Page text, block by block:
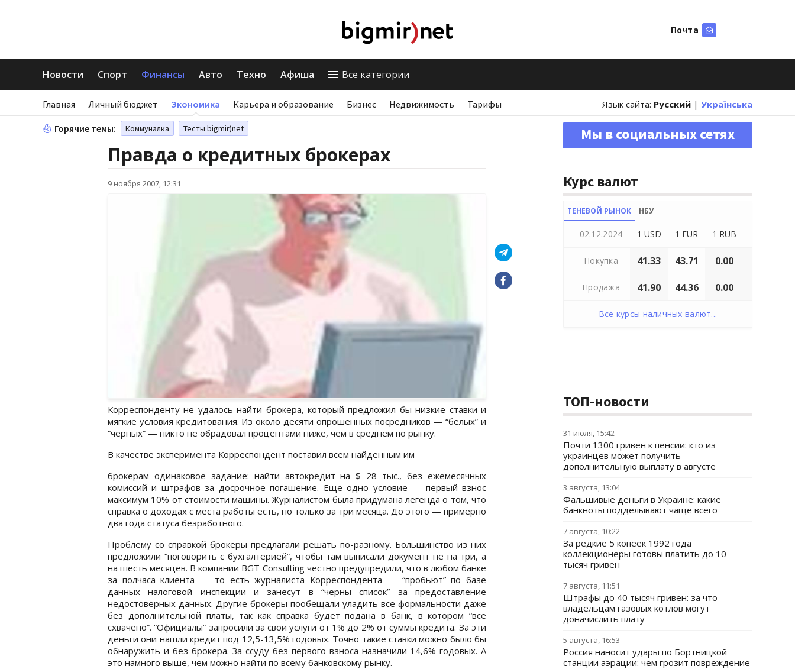
Почта
Новости Спорт Финансы Авто Техно Афиша Все категории
Главная Личный бюджет Экономика Карьера и образование Бизнес Недвижимость Тарифы Язык сайта: Русский | Українська
Горячие темы: Коммуналка Тесты bigmir)net
Правда о кредитных брокерах
9 ноября 2007, 12:31
Корреспонденту не удалось найти брокера, который предложил бы низкие ставки и
мягкие условия кредитования. Из около десяти опрошенных посредников — “белых” и
“черных” — никто не обрадовал процентами ниже, чем в среднем по рынку.
В качестве эксперимента Корреспондент поставил всем найденным им
брокерам одинаковое задание: найти автокредит на $ 28 тыс., без ежемесячных
комиссий и штрафов за досрочное погашение. Еще одно условие — первый взнос
максимум 10% от стоимости машины. Журналистом была придумана легенда о том, что
справка о доходах с места работы есть, но только за три месяца. До этого — примерно
два года статуса безработного.
Проблему со справкой брокеры предлагали решать по-разному. Большинство из них
предложили “поговорить с бухгалтерией”, чтобы там выписали документ не на три, а
на шесть месяцев. В компании BGT Consulting честно предупредили, что в любом банке
за полчаса клиента — то есть журналиста Корреспондента — “пробьют” по базе
данных налоговой инспекции и занесут в “черны список” за предоставление
недостоверных данных. Другие брокеры пообещали уладить все формальности даже
без дополнительной платы, так как справка будет подана в банк, в котором “все
схвачено”. “Официалы” запросили за свои услуги от 1% до 2% от суммы кредита. За эти
деньги они нашли кредит под 12,5-13,5% годовых. Точно такие ставки можно было бы
обнаружить и без брокера. За ссуду без первого взноса назначили 14,6% годовых. А
это намного выше, чем можно найти по всему банковскому рынку.
Мы в социальных сетях
Курс валют
ТЕНЕВОЙ РЫНОК НБУ
02.12.2024 1 USD 1 EUR 1 RUB
Покупка 41.33 43.71 0.00
Продажа 41.90 44.36 0.00
Все курсы наличных валют...
ТОП-новости
31 июля, 15:42
Почти 1300 гривен к пенсии: кто из
украинцев может получить
дополнительную выплату в августе
3 августа, 13:04
Фальшивые деньги в Украине: какие
банкноты подделывают чаще всего
7 августа, 10:22
За редкие 5 копеек 1992 года
коллекционеры готовы платить до 10
тысяч гривен
7 августа, 11:51
Штрафы до 40 тысяч гривен: за что
владельцам газовых котлов могут
доначислить плату
5 августа, 16:53
Россия наносит удары по Бортницкой
станции аэрации: чем грозит повреждение